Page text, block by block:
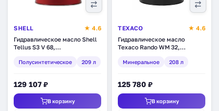
SHELL
★ 4.6
Гидравлическое масло Shell
Tellus S3 V 68,
(550027125)
Полусинтетическое 209 л
129 107 ₽
В корзину
TEXACO
★ 4.6
Гидравлическое масло
Texaco Rando WM 32,
(801793DEE)
Минеральное 208 л
125 780 ₽
В корзину